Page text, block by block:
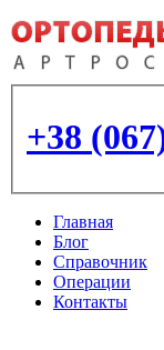
+38
Главная
Блог
Справочник
Операции
Контакты